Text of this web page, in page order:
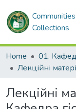
Collections
Home 01.
Лекційні